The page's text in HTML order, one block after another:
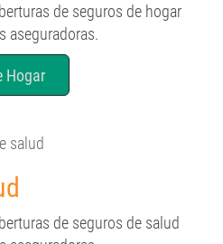
de seguros de hogar
aseguradoras.
Hogar
de seguros de salud